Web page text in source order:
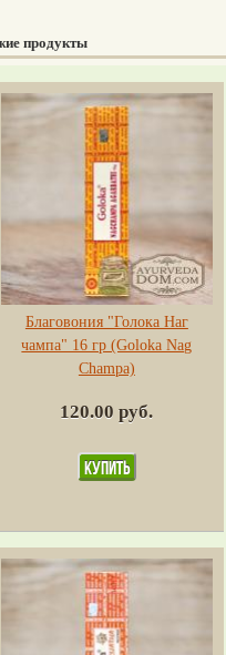
продукты
Благовония "Голока Наг
чампа" 16 гр (Goloka Nag
Champa)
120.00 руб.